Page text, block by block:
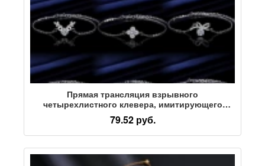
Прямая трансляция взрывного
четырехлистного клевера, имитирующего
муассанит, браслет из дамской ниши, браслет с
диким темпераментом, ювелирный подарок для
женщин
79.52 руб.